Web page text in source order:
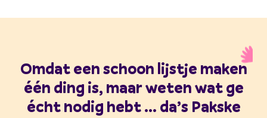
Omdat een schoon lijstje maken
één ding is, maar weten wat ge
écht nodig hebt ... da’s Pakske